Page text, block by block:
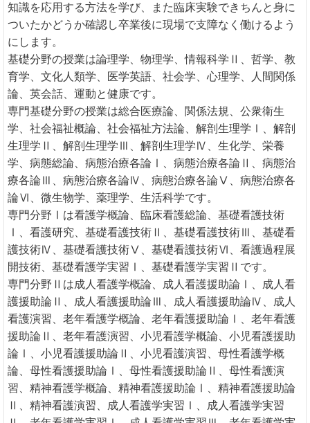
知識を応用する方法を学び、また臨床実験できちんと身に
ついたかどうか確認し卒業後に現場で支障なく働けるよう
にします。
基礎分野の授業は論理学、物理学、情報科学Ⅱ、哲学、教
育学、文化人類学、医学英語、社会学、心理学、人間関係
論、英会話、運動と健康です。
専門基礎分野の授業は総合医療論、関係法規、公衆衛生
学、社会福祉概論、社会福祉方法論、解剖生理学Ⅰ、解剖
生理学Ⅱ、解剖生理学Ⅲ、解剖生理学Ⅳ、生化学、栄養
学、病態総論、病態治療各論Ⅰ、病態治療各論Ⅱ、病態治
療各論Ⅲ、病態治療各論Ⅳ、病態治療各論Ⅴ、病態治療各
論Ⅵ、微生物学、薬理学、生活科学です。
専門分野Ⅰは看護学概論、臨床看護総論、基礎看護技術
Ⅰ、看護研究、基礎看護技術Ⅱ、基礎看護技術Ⅲ、基礎看
護技術Ⅳ、基礎看護技術Ⅴ、基礎看護技術Ⅵ、看護過程展
開技術、基礎看護学実習Ⅰ、基礎看護学実習Ⅱです。
専門分野Ⅱは成人看護学概論、成人看護援助論Ⅰ、成人看
護援助論Ⅱ、成人看護援助論Ⅲ、成人看護援助論Ⅳ、成人
看護演習、老年看護学概論、老年看護援助論Ⅰ、老年看護
援助論Ⅱ、老年看護演習、小児看護学概論、小児看護援助
論Ⅰ、小児看護援助論Ⅱ、小児看護演習、母性看護学概
論、母性看護援助論Ⅰ、母性看護援助論Ⅱ、母性看護演
習、精神看護学概論、精神看護援助論Ⅰ、精神看護援助論
Ⅱ、精神看護演習、成人看護学実習Ⅰ、成人看護学実習